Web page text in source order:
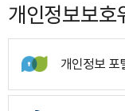
개인정보보호
개인정보 포